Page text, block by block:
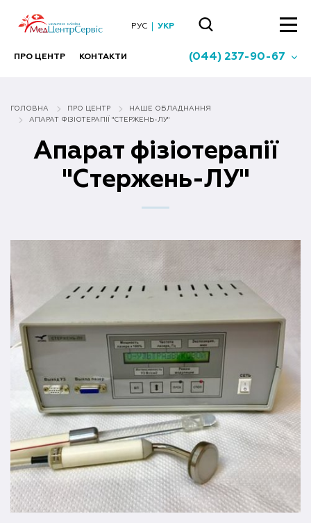
РУС УКР
ПРО ЦЕНТР КОНТАКТИ (044) 237-90-67
ГОЛОВНА ПРО ЦЕНТР
НАШЕ ОБЛАДНАННЯ
АПАРАТ ФІЗІОТЕРАПІЇ "СТЕРЖЕНЬ-ЛУ"
Апарат фізіотерапії
"Стержень-ЛУ"